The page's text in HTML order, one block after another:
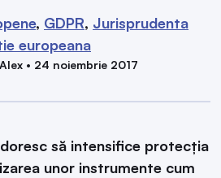
GDPR Jurisprudenta
europeana
• 24 noiembrie 2017
să intensifice protecția
unor instrumente cum